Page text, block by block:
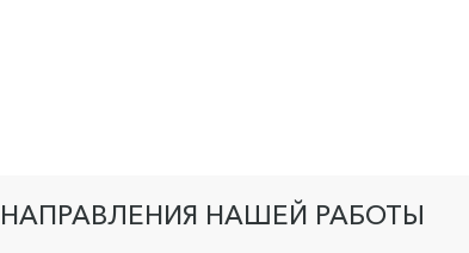
НАПРАВЛЕНИЯ НАШЕЙ РАБОТЫ